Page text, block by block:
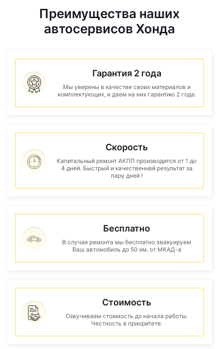
Преимущества наших
автосервисов Хонда
Гарантия 2 года
Мы уверены в качестве своих материалов и
комплектующих, и даем на них гарантию 2 года.
Скорость
Капитальный ремонт АКПП производится от 1 до
4 дней. Быстрый и качественнвй результат за
пару дней !
Бесплатно
В случае ремонта мы бесплатно эвакуируем
Ваш автомобиль до 50 км. от МКАД-а
Стоимость
Озвучиваем стоимость до начала работы.
Честность в приоритете.